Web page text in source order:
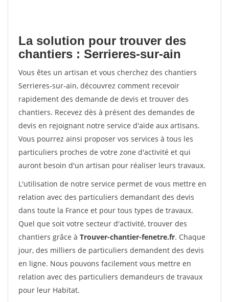
La solution pour trouver des
chantiers : Serrieres-sur-ain
Vous êtes un artisan et vous cherchez des chantiers
Serrieres-sur-ain, découvrez comment recevoir
rapidement des demande de devis et trouver des
chantiers. Recevez dès à présent des demandes de
devis en rejoignant notre service d'aide aux artisans.
Vous pourrez ainsi proposer vos services à tous les
particuliers proches de votre zone d'activité et qui
auront besoin d'un artisan pour réaliser leurs travaux.
L'utilisation de notre service permet de vous mettre en
relation avec des particuliers demandant des devis
dans toute la France et pour tous types de travaux.
Quel que soit votre secteur d'activité, trouver des
chantiers grâce à Trouver-chantier-fenetre.fr. Chaque
jour, des milliers de particuliers demandent des devis
en ligne. Nous pouvons facilement vous mettre en
relation avec des particuliers demandeurs de travaux
pour leur Habitat.